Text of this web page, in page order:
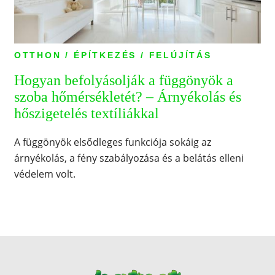
OTTHON / ÉPÍTKEZÉS / FELÚJÍTÁS
Hogyan befolyásolják a függönyök a
szoba hőmérsékletét? – Árnyékolás és
hőszigetelés textíliákkal
A függönyök elsődleges funkciója sokáig az
árnyékolás, a fény szabályozása és a belátás elleni
védelem volt.